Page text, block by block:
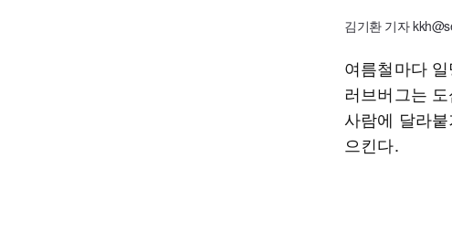
김기환 기자
여름철마다
러브버그는
사람에 달라
으킨다.